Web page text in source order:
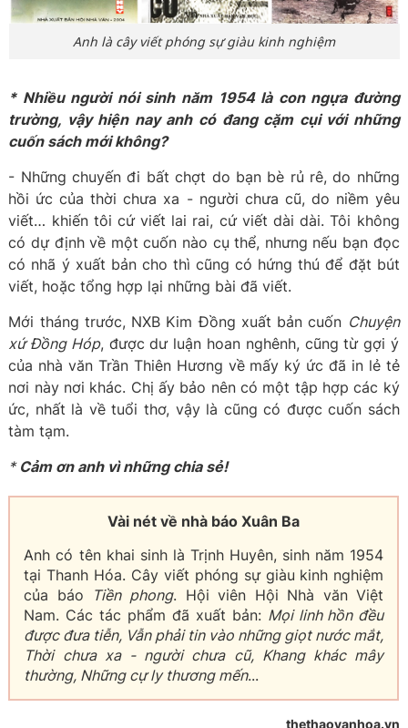
Anh là cây viết phóng sự giàu kinh nghiệm
* Nhiều người nói sinh năm 1954 là con ngựa đường
trường, vậy hiện nay anh có đang cặm cụi với những
cuốn sách mới không?
- Những chuyến đi bất chợt do bạn bè rủ rê, do những
hồi ức của thời chưa xa - người chưa cũ, do niềm yêu
viết… khiến tôi cứ viết lai rai, cứ viết dài dài. Tôi không
có dự định về một cuốn nào cụ thể, nhưng nếu bạn đọc
có nhã ý xuất bản cho thì cũng có hứng thú để đặt bút
viết, hoặc tổng hợp lại những bài đã viết.
Mới tháng trước, NXB Kim Đồng xuất bản cuốn Chuyện
xứ Đồng Hóp, được dư luận hoan nghênh, cũng từ gợi ý
của nhà văn Trần Thiên Hương về mấy ký ức đã in lẻ tẻ
nơi này nơi khác. Chị ấy bảo nên có một tập hợp các ký
ức, nhất là về tuổi thơ, vậy là cũng có được cuốn sách
tàm tạm.
* Cảm ơn anh vìnhững chia sẻ!
Vài nét về nhà báo Xuân Ba
Anh có tên khai sinh là Trịnh Huyên, sinh năm 1954
tại Thanh Hóa. Cây viết phóng sự giàu kinh nghiệm
của báo
Tiền phong. Hội viên Hội Nhà văn Việt
Nam. Các tác phẩm đã xuất bản: Mọi linh hồn đều
được đưa tiễn, Vẫn phải tin vào những giọt nước mắt,
Thời chưa xa - người chưa cũ, Khang khác mây
thường, Những cự ly thương mến...
thethaovanhoa.vn